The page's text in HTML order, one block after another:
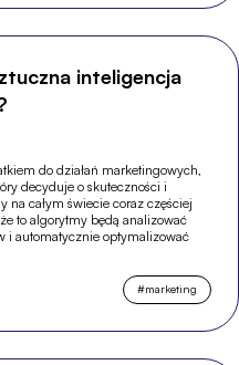
inteligencja
do działań marketingowych,
decyduje o skuteczności i
całym świecie coraz częściej
to algorytmy będą analizować
i automatycznie optymalizować
#marketing